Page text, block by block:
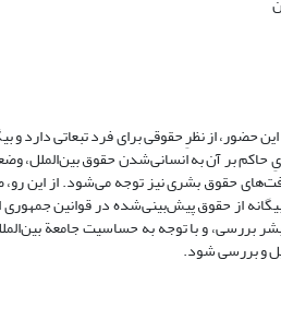
از نظرِ حقوقی برای فرد تبعاتی دارد
بر آن به انسانی‌شدن حقوق بین‌الملل،
حقوق بشری نیز توجه می‌شود. از این
از حقوق پیش‌بینی‌شده در قوانین
بررسی، و با توجه به حساسیت جامعة
و بررسی شود.